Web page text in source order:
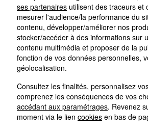
Accueil
Retour
Mentions Légales
Les cookies sur le
Agent Général MMA
ses partenaires utilisent des traceurs et
mesurer l'audience/la performance du
contenu, développer/améliorer nos
stocker/accéder à des informations sur
contenu multimédia et proposer de la
fonction de vos données personnelles,
géolocalisation.
Consultez les finalités, personnalisez
comprenez les conséquences de vos
accédant aux paramétrages. Revenez
moment via le lien cookies en bas de